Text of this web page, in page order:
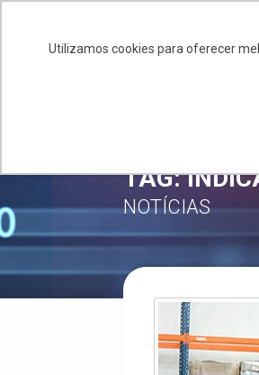
Utilizamos cookies para oferecer
TAG:
NOTÍCIAS